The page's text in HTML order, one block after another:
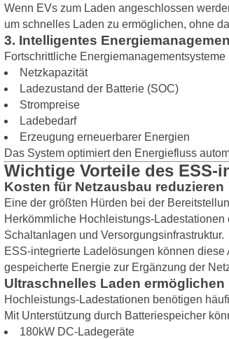
Wenn EVs zum Laden angeschlossen
um schnelles Laden zu ermöglichen, ohne
3. Intelligentes
Fortschrittliche
Netzkapazität
Ladezustand der Batterie (SOC)
Strompreise
Ladebedarf
Erzeugung erneuerbarer Energien
Das System optimiert den Energiefluss
Wichtige Vorteile des ESS-
Kosten für Netzausbau reduzieren
Eine der größten Hürden bei der
Herkömmliche Hochleistungs-
Schaltanlagen und Versorgungsinfrastruktur.
ESS-integrierte Ladelösungen können
gespeicherte Energie zur Ergänzung der
Ultraschnelles Laden ermöglichen
Hochleistungs-Ladestationen benötigen
Mit Unterstützung durch Batteriespeicher
180kW DC-Ladegeräte